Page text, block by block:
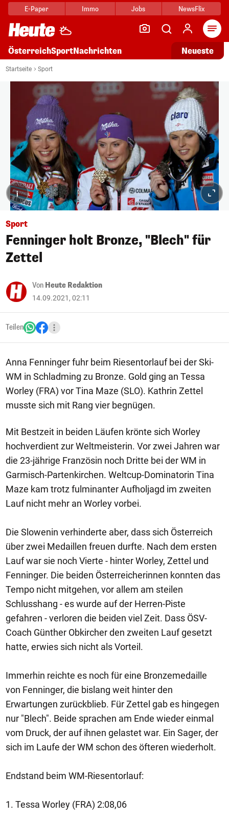
E-Paper Immo Jobs NewsFlix
ÖsterreichSportNachrichten Neueste
Startseite Sport
i
Sport
Fenninger holt Bronze, "Blech" für
Zettel
Von Heute Redaktion
14.09.2021, 02:11
Teilen
Anna Fenninger fuhr beim Riesentorlauf bei der Ski-
WM in Schladming zu Bronze. Gold ging an Tessa
Worley (FRA) vor Tina Maze (SLO). Kathrin Zettel
musste sich mit Rang vier begnügen.
Mit Bestzeit in beiden Läufen krönte sich Worley
hochverdient zur Weltmeisterin. Vor zwei Jahren war
die 23-jährige Französin noch Dritte bei der WM in
Garmisch-Partenkirchen. Weltcup-Dominatorin Tina
Maze kam trotz fulminanter Aufholjagd im zweiten
Lauf nicht mehr an Worley vorbei.
Die Slowenin verhinderte aber, dass sich Österreich
über zwei Medaillen freuen durfte. Nach dem ersten
Lauf war sie noch Vierte - hinter Worley, Zettel und
Fenninger. Die beiden Österreicherinnen konnten das
Tempo nicht mitgehen, vor allem am steilen
Schlusshang - es wurde auf der Herren-Piste
gefahren - verloren die beiden viel Zeit. Dass ÖSV-
Coach Günther Obkircher den zweiten Lauf gesetzt
hatte, erwies sich nicht als Vorteil.
Immerhin reichte es noch für eine Bronzemedaille
von Fenninger, die bislang weit hinter den
Erwartungen zurückblieb. Für Zettel gab es hingegen
nur "Blech". Beide sprachen am Ende wieder einmal
vom Druck, der auf ihnen gelastet war. Ein Sager, der
sich im Laufe der WM schon des öfteren wiederholt.
Endstand beim WM-Riesentorlauf:
1. Tessa Worley (FRA) 2:08,06